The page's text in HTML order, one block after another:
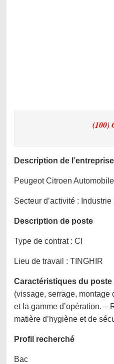
(100)
Description de l’entreprise
Peugeot Citroen
Secteur d’activité :
Description de poste
Type de contrat : CI
Lieu de travail : TINGHIR
Caractéristiques du poste
(vissage, serrage,
et la gamme d’opération. –
matière d’hygiène et de
Profil recherché
Bac